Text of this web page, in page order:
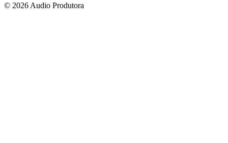
© 2026 Audio Produtora